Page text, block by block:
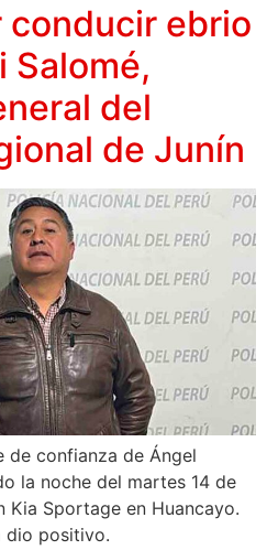
conducir ebrio
Salomé,
del
de Junín
de confianza de Ángel
la noche del martes 14 de
Kia Sportage en Huancayo.
dio positivo.